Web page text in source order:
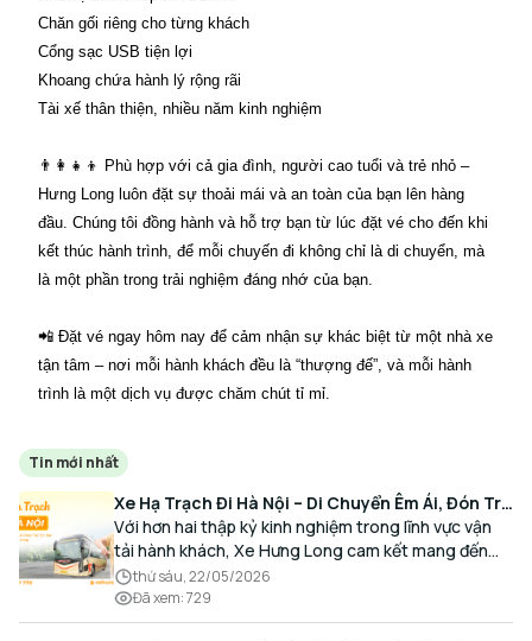
Chăn gối riêng cho từng khách
Cổng sạc USB tiện lợi
Khoang chứa hành lý rộng rãi
Tài xế thân thiện, nhiều năm kinh nghiệm
👨‍👩‍👧‍👦 Phù hợp với cả gia đình, người cao tuổi và trẻ nhỏ –
Hưng Long luôn đặt sự thoải mái và an toàn của bạn lên hàng
đầu. Chúng tôi đồng hành và hỗ trợ bạn từ lúc đặt vé cho đến khi
kết thúc hành trình, để mỗi chuyến đi không chỉ là di chuyển, mà
là một phần trong trải nghiệm đáng nhớ của bạn.
📲 Đặt vé ngay hôm nay để cảm nhận sự khác biệt từ một nhà xe
tận tâm – nơi mỗi hành khách đều là “thượng đế”, và mỗi hành
trình là một dịch vụ được chăm chút tỉ mỉ.
Tin mới nhất
Xe Hạ Trạch Đi Hà Nội – Di Chuyển Êm Ái, Đón Trả
Tận Nơi Cùng Xe Hưng Long
Với hơn hai thập kỷ kinh nghiệm trong lĩnh vực vận
tải hành khách, Xe Hưng Long cam kết mang đến
cho Quý Khách một hành trình di chuyển trọn vẹn,
thoải mái và đúng giờ.
thứ sáu, 22/05/2026
Đã xem:729